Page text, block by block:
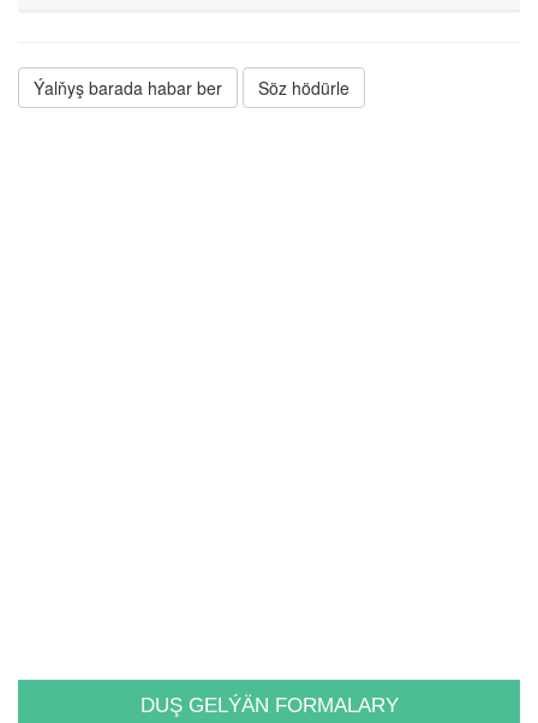
Ýalňyş barada habar ber Söz hödürle
DUŞ GELÝÄN FORMALARY